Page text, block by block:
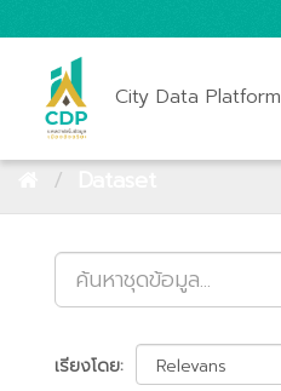
City Data Platform
เรียงโดย